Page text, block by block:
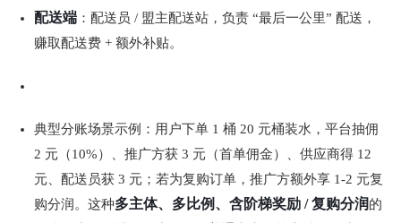
配送端 ：配送员 / 盟主配送站，负责 “最后一公里” 配送，
赚取配送费 + 额外补贴。
典型分账场景示例：用户下单 1 桶 20 元桶装水，平台抽佣
2 元（10%）、推广方获 3 元（首单佣金）、供应商得 12
元、配送员获 3 元；若为复购订单，推广方额外享 1-2 元复
购分润。这种多主体、多比例、含阶梯奖励 / 复购分润的